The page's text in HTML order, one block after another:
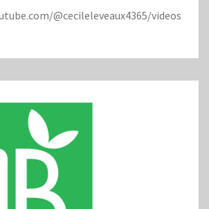
@cecileleveaux4365/videos